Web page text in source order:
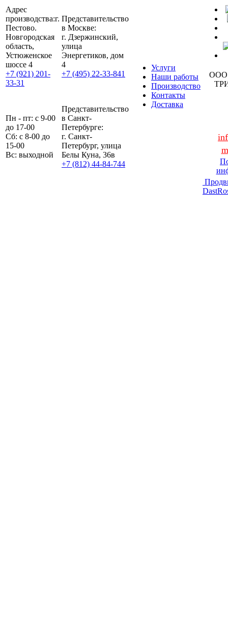
Адрес
производства:г.
Пестово.
Новгородская
область,
Устюженское
шоссе 4
+7 (921) 201-
33-31
Представительство
в Москве:
г. Дзержинский,
улица
Энергетиков, дом
4
+7 (495) 22-33-841
Услуги
Наши работы
Производство
Контакты
Доставка
ООО
Пн - пт: с 9-00
до 17-00
Сб: с 8-00 до
15-00
Вс: выходной
Представительство
в Санкт-
Петербурге:
г. Санкт-
Петербург, улица
Белы Куна, 36в
+7 (812) 44-84-744